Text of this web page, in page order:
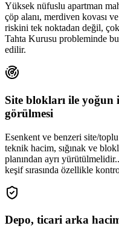
Yüksek nüfuslu apartman
çöp alanı, merdiven kovası
riskini tek noktadan değil,
Tahta Kurusu probleminde
edilir.
Site blokları ile
görülmesi
Esenkent ve benzeri site/
teknik hacim, sığınak ve
planından ayrı
keşif sırasında özellikle
Depo, ticari arka